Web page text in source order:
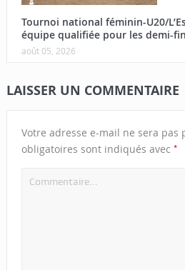
Tournoi national féminin-U20/
équipe qualifiée pour les demi-
août 05, 2026
LAISSER UN COMMENTAIRE
Votre adresse e-mail ne sera pas
obligatoires sont indiqués avec *